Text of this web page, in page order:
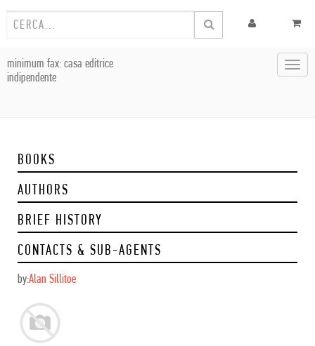
minimum fax: casa editrice
indipendente
BOOKS
AUTHORS
BRIEF HISTORY
CONTACTS & SUB-AGENTS
by:Alan Sillitoe